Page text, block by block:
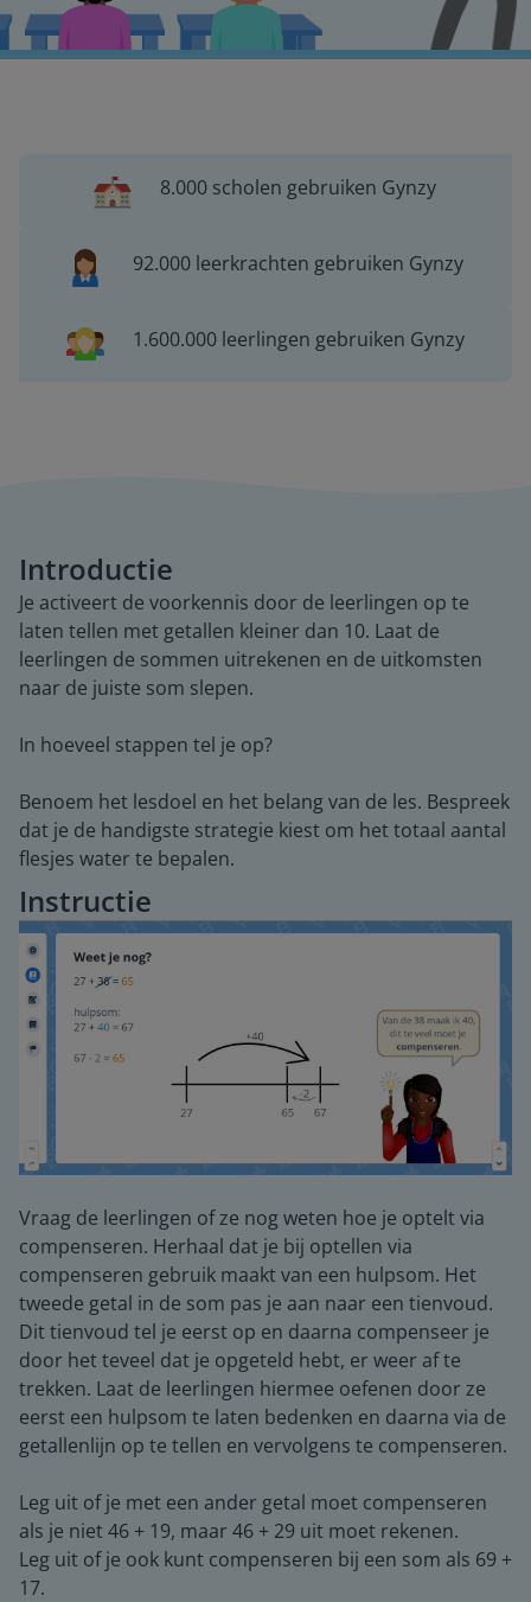
8.000 scholen gebruiken Gynzy
92.000 leerkrachten gebruiken Gynzy
1.600.000 leerlingen gebruiken Gynzy
Introductie
Je activeert de voorkennis door de leerlingen op te
laten tellen met getallen kleiner dan 10. Laat de
leerlingen de sommen uitrekenen en de uitkomsten
naar de juiste som slepen.
In hoeveel stappen tel je op?
Benoem het lesdoel en het belang van de les. Bespreek
dat je de handigste strategie kiest om het totaal aantal
flesjes water te bepalen.
Instructie
Vraag de leerlingen of ze nog weten hoe je optelt via
compenseren. Herhaal dat je bij optellen via
compenseren gebruik maakt van een hulpsom. Het
tweede getal in de som pas je aan naar een tienvoud.
Dit tienvoud tel je eerst op en daarna compenseer je
door het teveel dat je opgeteld hebt, er weer af te
trekken. Laat de leerlingen hiermee oefenen door ze
eerst een hulpsom te laten bedenken en daarna via de
getallenlijn op te tellen en vervolgens te compenseren.
Leg uit of je met een ander getal moet compenseren
als je niet 46 + 19, maar 46 + 29 uit moet rekenen.
Leg uit of je ook kunt compenseren bij een som als 69 +
17.